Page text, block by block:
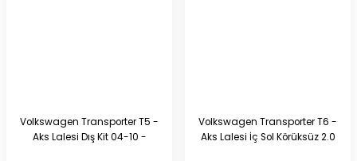
Volkswagen Transporter T5 -
Aks Lalesi Dış Kit 04-10 -
Volkswagen Transporter T6 -
Aks Lalesi İç Sol Körüksüz 2.0